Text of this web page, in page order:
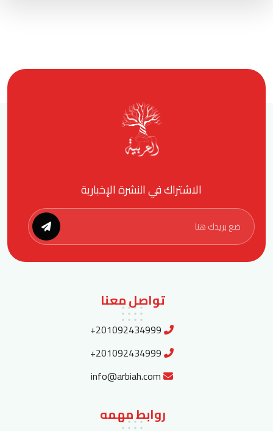
الاشتراك في النشرة الإخبارية
تواصل معنا
+201092434999
+201092434999
info@arbiah.com
روابط مهمه